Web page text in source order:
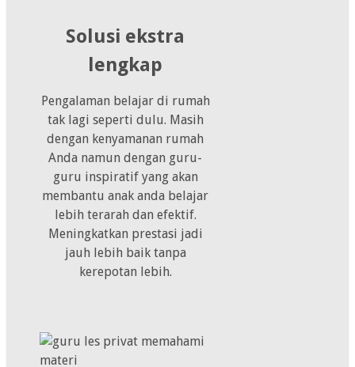
Solusi ekstra
lengkap
Pengalaman belajar di rumah
tak lagi seperti dulu. Masih
dengan kenyamanan rumah
Anda namun dengan guru-
guru inspiratif yang akan
membantu anak anda belajar
lebih terarah dan efektif.
Meningkatkan prestasi jadi
jauh lebih baik tanpa
kerepotan lebih.